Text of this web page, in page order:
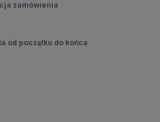
zamówienia
od początku do końca